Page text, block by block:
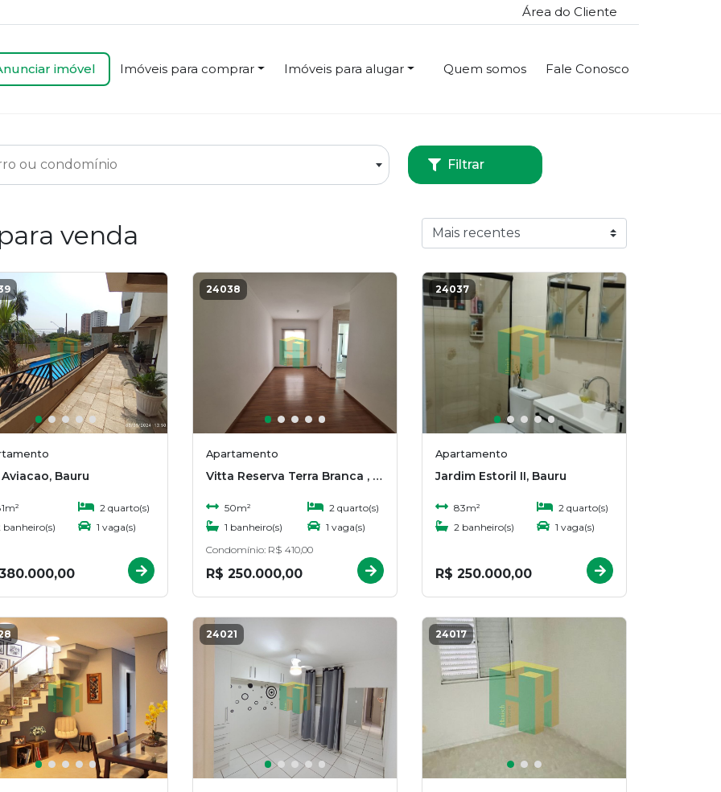
Área do Cliente
imóvel Imóveis para comprar Imóveis para alugar Quem somos Fale Conosco
ou condomínio Filtrar
venda
Bauru
2 quarto(s)
banheiro(s)
1 vaga(s)
24038
Apartamento
Vitta Reserva Terra Branca , Bauru
50m²
2 quarto(s)
1 banheiro(s)
1 vaga(s)
Condomínio: R$ 410,00
R$ 250.000,00
24037
Apartamento
Jardim Estoril II, Bauru
83m²
2 quarto(s)
2 banheiro(s)
1 vaga(s)
R$ 250.000,00
24021 24017